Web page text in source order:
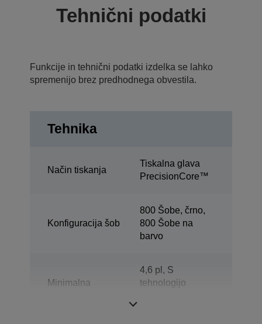
Tehnični podatki
Funkcije in tehnični podatki izdelka se lahko
spremenijo brez predhodnega obvestila.
Tehnika
Način tiskanja
Tiskalna glava
PrecisionCore™
Konfiguracija šob
800 Šobe, črno,
800 Šobe na
barvo
Minimalna
4,6 pl, S
tehnologijo